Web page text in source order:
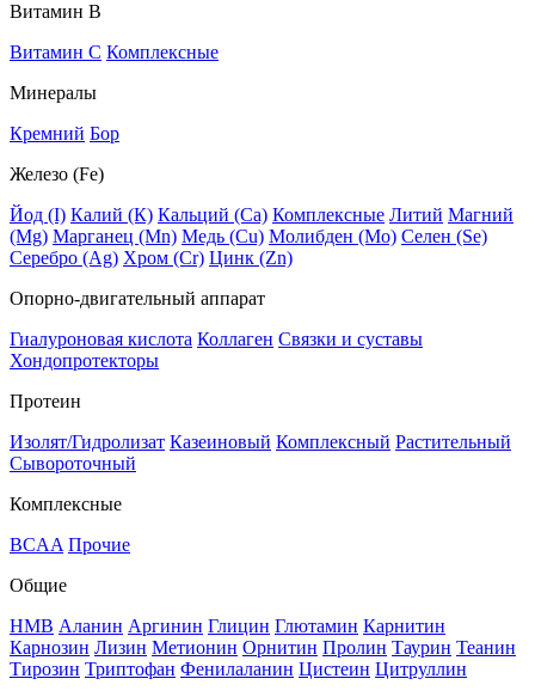
Витамин В
Витамин C Комплексные
Минералы
Кремний Бор
Железо (Fe)
Йод (I) Калий (К) Кальций (Са) Комплексные Литий Магний
(Mg) Марганец (Mn) Медь (Сu) Молибден (Мо) Селен (Se)
Серебро (Ag) Хром (Cr) Цинк (Zn)
Опорно-двигательный аппарат
Гиалуроновая кислота Коллаген Связки и суставы
Хондопротекторы
Протеин
Изолят/Гидролизат Казеиновый Комплексный Растительный
Сывороточный
Комплексные
BCAA Прочие
Общие
HMB Аланин Аргинин Глицин Глютамин Карнитин
Карнозин Лизин Метионин Орнитин Пролин Таурин Теанин
Тирозин Триптофан Фенилаланин Цистеин Цитруллин